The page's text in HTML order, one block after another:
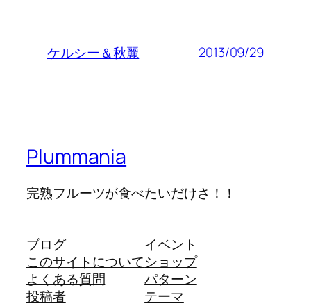
ケルシー＆秋麗 2013/09/29
Plummania
完熟フルーツが食べたいだけさ！！
ブログ
このサイトについて
よくある質問
投稿者
イベント
ショップ
パターン
テーマ